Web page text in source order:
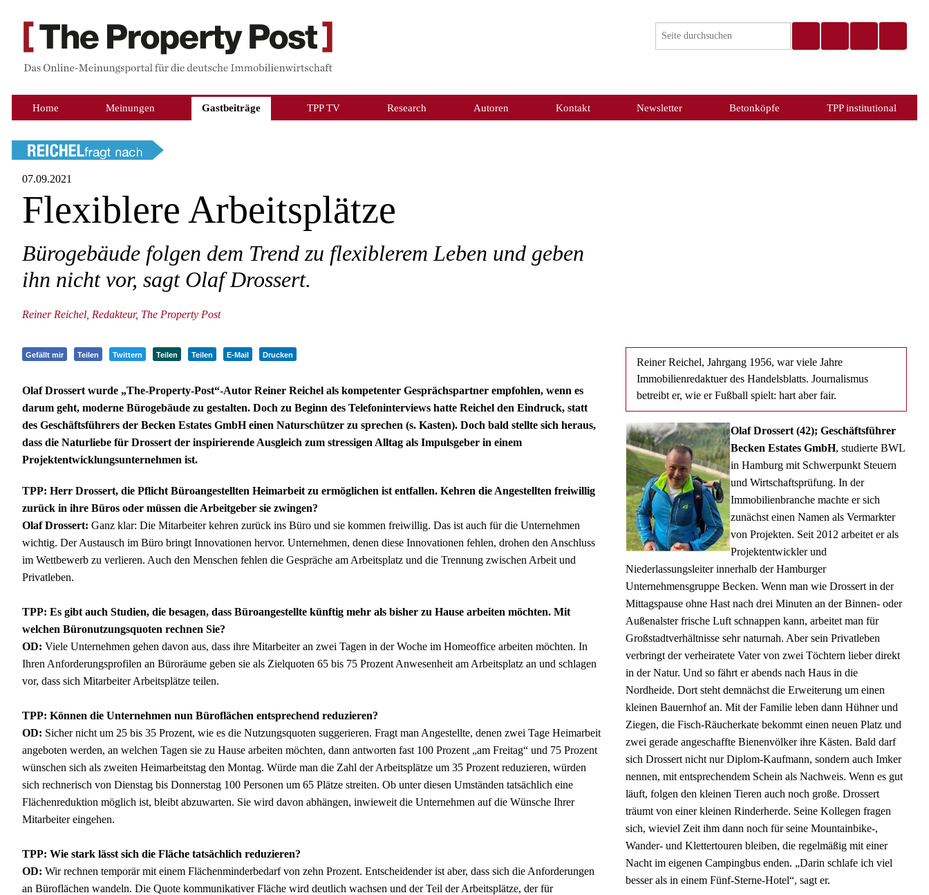
Home Meinungen Gastbeiträge TPP TV Research Autoren Kontakt Newsletter Betonköpfe TPP institutional
07.09.2021
Flexiblere Arbeitsplätze
Bürogebäude folgen dem Trend zu flexiblerem Leben und geben
ihn nicht vor, sagt Olaf Drossert.
Reiner Reichel, Redakteur, The Property Post
Gefällt mir Teilen Twittern Teilen Teilen E-Mail Drucken
Olaf Drossert wurde „The-Property-Post“-Autor Reiner Reichel als kompetenter Gesprächspartner empfohlen, wenn es
darum geht, moderne Bürogebäude zu gestalten. Doch zu Beginn des Telefoninterviews hatte Reichel den Eindruck, statt
des Geschäftsführers der Becken Estates GmbH einen Naturschützer zu sprechen (s. Kasten). Doch bald stellte sich heraus,
dass die Naturliebe für Drossert der inspirierende Ausgleich zum stressigen Alltag als Impulsgeber in einem
Projektentwicklungsunternehmen ist.
TPP: Herr Drossert, die Pflicht Büroangestellten Heimarbeit zu ermöglichen ist entfallen. Kehren die Angestellten freiwillig
zurück in ihre Büros oder müssen die Arbeitgeber sie zwingen?
Olaf Drossert: Ganz klar: Die Mitarbeiter kehren zurück ins Büro und sie kommen freiwillig. Das ist auch für die Unternehmen
wichtig. Der Austausch im Büro bringt Innovationen hervor. Unternehmen, denen diese Innovationen fehlen, drohen den Anschluss
im Wettbewerb zu verlieren. Auch den Menschen fehlen die Gespräche am Arbeitsplatz und die Trennung zwischen Arbeit und
Privatleben.
TPP: Es gibt auch Studien, die besagen, dass Büroangestellte künftig mehr als bisher zu Hause arbeiten möchten. Mit
welchen Büronutzungsquoten rechnen Sie?
OD: Viele Unternehmen gehen davon aus, dass ihre Mitarbeiter an zwei Tagen in der Woche im Homeoffice arbeiten möchten. In
Ihren Anforderungsprofilen an Büroräume geben sie als Zielquoten 65 bis 75 Prozent Anwesenheit am Arbeitsplatz an und schlagen
vor, dass sich Mitarbeiter Arbeitsplätze teilen.
TPP: Können die Unternehmen nun Büroflächen entsprechend reduzieren?
OD: Sicher nicht um 25 bis 35 Prozent, wie es die Nutzungsquoten suggerieren. Fragt man Angestellte, denen zwei Tage Heimarbeit
angeboten werden, an welchen Tagen sie zu Hause arbeiten möchten, dann antworten fast 100 Prozent „am Freitag“ und 75 Prozent
wünschen sich als zweiten Heimarbeitstag den Montag. Würde man die Zahl der Arbeitsplätze um 35 Prozent reduzieren, würden
sich rechnerisch von Dienstag bis Donnerstag 100 Personen um 65 Plätze streiten. Ob unter diesen Umständen tatsächlich eine
Flächenreduktion möglich ist, bleibt abzuwarten. Sie wird davon abhängen, inwieweit die Unternehmen auf die Wünsche Ihrer
Mitarbeiter eingehen.
TPP: Wie stark lässt sich die Fläche tatsächlich reduzieren?
OD: Wir rechnen temporär mit einem Flächenminderbedarf von zehn Prozent. Entscheidender ist aber, dass sich die Anforderungen
an Büroflächen wandeln. Die Quote kommunikativer Fläche wird deutlich wachsen und der Teil der Arbeitsplätze, der für
Reiner Reichel, Jahrgang 1956, war viele Jahre
Immobilienredaktuer des Handelsblatts. Journalismus
betreibt er, wie er Fußball spielt: hart aber fair.
Olaf Drossert (42); Geschäftsführer
Becken Estates GmbH, studierte BWL
in Hamburg mit Schwerpunkt Steuern
und Wirtschaftsprüfung. In der
Immobilienbranche machte er sich
zunächst einen Namen als Vermarkter
von Projekten. Seit 2012 arbeitet er als
Projektentwickler und
Niederlassungsleiter innerhalb der Hamburger
Unternehmensgruppe Becken. Wenn man wie Drossert in der
Mittagspause ohne Hast nach drei Minuten an der Binnen- oder
Außenalster frische Luft schnappen kann, arbeitet man für
Großstadtverhältnisse sehr naturnah. Aber sein Privatleben
verbringt der verheiratete Vater von zwei Töchtern lieber direkt
in der Natur. Und so fährt er abends nach Haus in die
Nordheide. Dort steht demnächst die Erweiterung um einen
kleinen Bauernhof an. Mit der Familie leben dann Hühner und
Ziegen, die Fisch-Räucherkate bekommt einen neuen Platz und
zwei gerade angeschaffte Bienenvölker ihre Kästen. Bald darf
sich Drossert nicht nur Diplom-Kaufmann, sondern auch Imker
nennen, mit entsprechendem Schein als Nachweis. Wenn es gut
läuft, folgen den kleinen Tieren auch noch große. Drossert
träumt von einer kleinen Rinderherde. Seine Kollegen fragen
sich, wieviel Zeit ihm dann noch für seine Mountainbike-,
Wander- und Klettertouren bleiben, die regelmäßig mit einer
Nacht im eigenen Campingbus enden. „Darin schlafe ich viel
besser als in einem Fünf-Sterne-Hotel“, sagt er.